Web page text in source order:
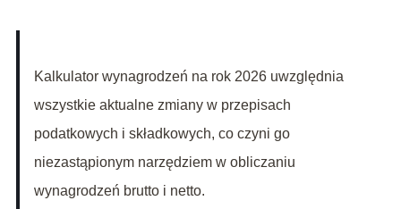
Kalkulator wynagrodzeń na rok 2026 uwzględnia
wszystkie aktualne zmiany w przepisach
podatkowych i składkowych, co czyni go
niezastąpionym narzędziem w obliczaniu
wynagrodzeń brutto i netto.